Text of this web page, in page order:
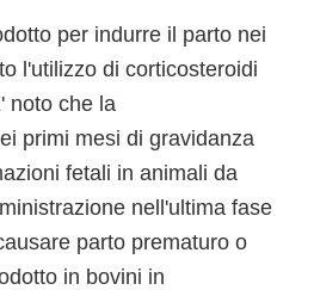
per indurre il parto nei
l'utilizzo di corticosteroidi
noto che la
primi mesi di gravidanza
fetali in animali da
nell'ultima fase
parto prematuro o
in bovini in